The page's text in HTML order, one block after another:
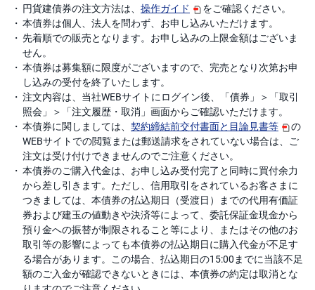
円貨建債券の注文方法は、 操作ガイド
をご確認ください。
本債券は個人、法人を問わず、お申し込みいただけます。
先着順での販売となります。お申し込みの上限金額はございま
せん。
本債券は募集額に限度がございますので、完売となり次第お申
し込みの受付を終了いたします。
注文内容は、 当社WEBサイトにログイン後、
「債券」＞「取引
照会」＞「注文履歴・取消」画面からご確認いただけます。
本債券に関しましては、 契約締結前交付書面と目論見書等
の
WEBサイトでの閲覧または郵送請求をされていない場合は、ご
注文は受け付けできませんのでご注意ください。
本債券のご購入代金は、お申し込み受付完了と同時に買付余力
から差し引きます。ただし、信用取引をされているお客さまに
つきましては、本債券の払込期日（受渡日）までの代用有価証
券および建玉の値動きや決済等によって、委託保証金現金から
預り金への振替が制限されること等により、またはその他のお
取引等の影響によっても本債券の払込期日に購入代金が不足す
る場合があります。この場合、払込期日の15:00までに当該不足
額のご入金が確認できないときには、本債券の約定は取消とな